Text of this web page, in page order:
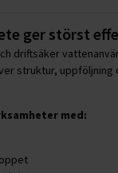
ger störst
driftsäker
struktur,
med: